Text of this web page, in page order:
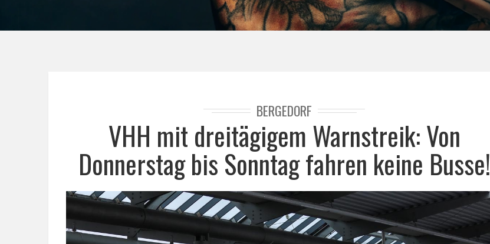
BERGEDORF
VHH mit dreitägigem Warnstreik: Von
Donnerstag bis Sonntag fahren keine Busse!